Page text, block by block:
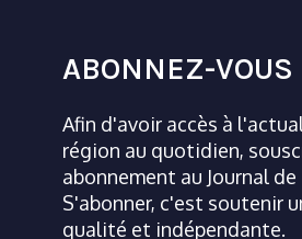
ABONNEZ-VOUS
Afin d'avoir accès à
région au quotidien,
abonnement au Journal
S'abonner, c'est soutenir
qualité et indépendante.